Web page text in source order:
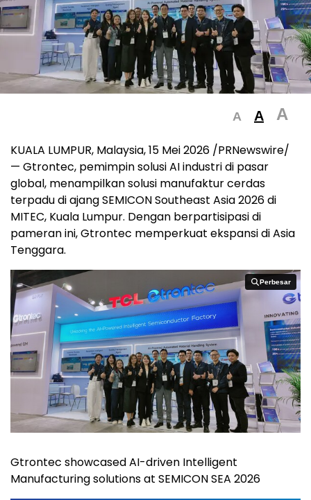
A A A
KUALA LUMPUR, Malaysia, 15 Mei 2026 /PRNewswire/
— Gtrontec, pemimpin solusi AI industri di pasar
global, menampilkan solusi manufaktur cerdas
terpadu di ajang SEMICON Southeast Asia 2026 di
MITEC, Kuala Lumpur. Dengan berpartisipasi di
pameran ini, Gtrontec memperkuat ekspansi di Asia
Tenggara.
Perbesar
Perbesar
Gtrontec showcased AI-driven Intelligent
Manufacturing solutions at SEMICON SEA 2026